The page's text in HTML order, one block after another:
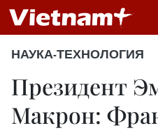
НАУКА-ТЕХНОЛОГИЯ
Президент
Макрон: